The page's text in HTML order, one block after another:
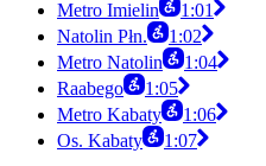
Metro Imielin
1:01
Natolin Płn.
1:02
Metro Natolin
1:04
Raabego
1:05
Metro Kabaty
1:06
Os. Kabaty
1:07